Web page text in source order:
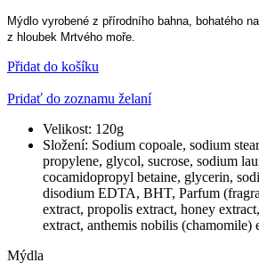
Mýdlo vyrobené z přírodního bahna, bohatého
z hloubek Mrtvého moře.
Přidat do košíku
Pridať do zoznamu želaní
Velikost: 120g
Složení: Sodium copoale, sodium
propylene, glycol, sucrose, sodium
cocamidopropyl betaine, glycerin,
disodium EDTA, BHT, Parfum
extract, propolis extract, honey
extract, anthemis nobilis (chamomile)
Mýdla